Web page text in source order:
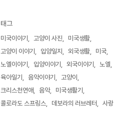
태그
미국이야기 고양이 사진
미국생활
고양이 이야기
입양일지 외국생활
미국
노엘이야기
입양이야기 외국이야기
노엘
육아일기
음악이야기
고양이
크리스천연애
음악
미국생활기
콜로라도 스프링스
데보라의 러브레터 사랑